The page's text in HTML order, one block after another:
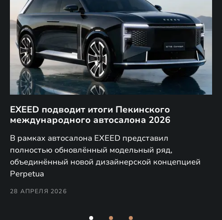
EXEED подводит итоги Пекинского
международного автосалона 2026
В рамках автосалона EXEED представил
полностью обновлённый модельный ряд,
объединённый новой дизайнерской концепцией
Perpetua
28 АПРЕЛЯ 2026